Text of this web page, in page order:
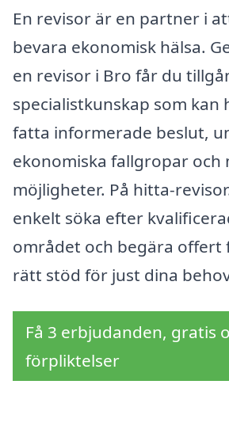
En revisor är en partner i
bevara ekonomisk hälsa.
en revisor i Bro får du
specialistkunskap som kan
fatta informerade beslut,
ekonomiska fallgropar och
möjligheter. På hitta-
enkelt söka efter
området och begära offert
rätt stöd för just dina
Få 3 erbjudanden, gratis
förpliktelser